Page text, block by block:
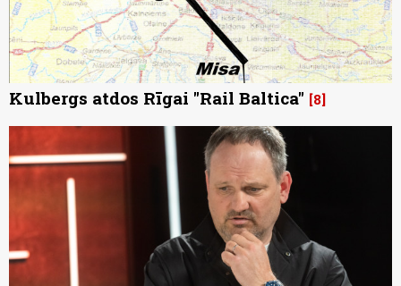
Kulbergs atdos Rīgai "Rail Baltica" 8